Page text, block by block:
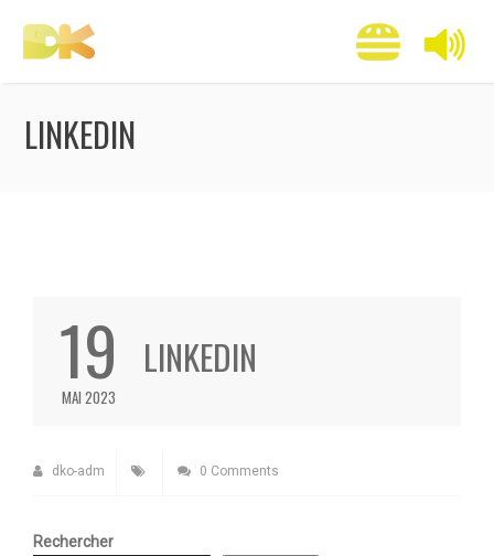
LINKEDIN
19
MAI 2023
LINKEDIN
dko-adm 0 Comments
Rechercher